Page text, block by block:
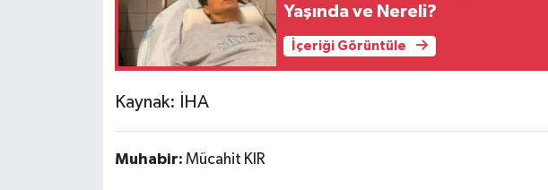
Yaşında ve Nereli?
İçeriği Görüntüle
Kaynak: İHA
Muhabir: Mücahit KIR